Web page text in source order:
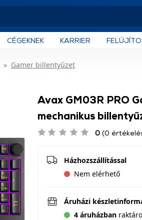
CÉGEKNEK KARRIER
Gamer billentyűzet
Avax GM03R PRO
mechanikus
0 (0
Házhozszállítással
Nem elérhető
Áruházi
4 áruházban